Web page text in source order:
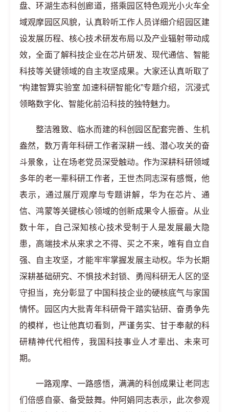
盘、环湖生态科创廊道，搭乘园区特色观光小火车全
域观摩园区风貌，认真聆听工作人员详细介绍园区建
设发展历程、核心技术研发布局以及产业辐射带动成
效，全面了解科技企业在芯片研发、现代通信、智能
科技等关键领域的自主攻坚成果。大家还认真听取了
“构建智算实验室 加速科研智能化”专题介绍，沉浸式
领略数字化、智能化前沿科技的独特魅力。
整洁雅致、临水而建的科创园区配套完善、生机
盎然，数万青年科研工作者深耕一线、潜心攻关的奋
斗景象，让在场老党员深受触动。作为深耕科研领域
多年的老一辈科研工作者，王世杰同志深有感慨，他
表示，通过展厅观摩与专题讲解，华为在芯片、通
信、鸿蒙等关键核心领域的创新成果令人振奋。从业
数十年，自己深知核心技术受制于人是发展最大隐
患，高端技术从来求之不得、买之不来，唯有自立自
强、自主攻坚，才能牢牢掌握发展主动权。华为长期
深耕基础研究、不惧技术封锁、勇闯科研无人区的坚
守担当，充分彰显了中国科技企业的硬核底气与家国
情怀。园区内大批青年科研骨干踏实钻研、奋勇争先
的模样，也让他真切看到，严谨务实、甘于奉献的科
研精神代代相传，我国科技事业人才辈出、未来可
期。
一路观摩、一路感悟，满满的科创成果让老同志
们倍感自豪、备受鼓舞。仲阿娟同志表示，此次参观